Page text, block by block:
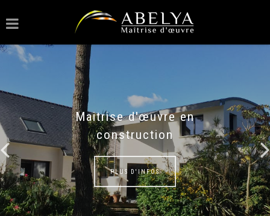
Maitrise d'œuvre en
construction
PLUS D'INFOS